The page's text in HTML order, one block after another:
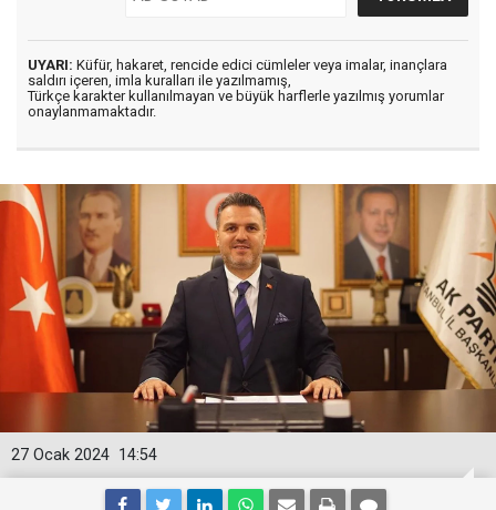
UYARI: Küfür, hakaret, rencide edici cümleler veya imalar, inançlara
saldırı içeren, imla kuralları ile yazılmamış,
Türkçe karakter kullanılmayan ve büyük harflerle yazılmış yorumlar
onaylanmamaktadır.
14:54
27 Ocak 2024